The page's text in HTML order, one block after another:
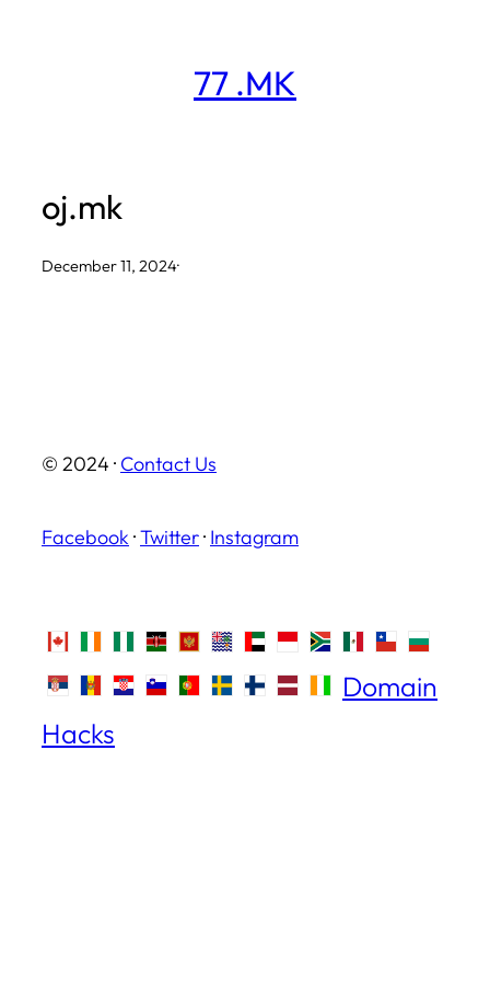
77 .MK
oj.mk
December 11, 2024·
© 2024 · Contact Us
Facebook ·Twitter· Instagram
Domain
Hacks